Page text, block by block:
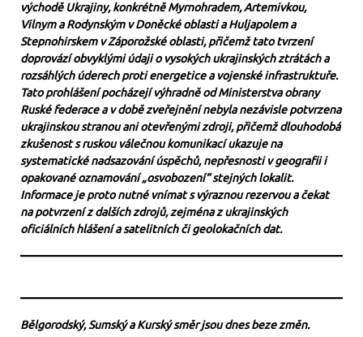
východě Ukrajiny, konkrétně Myrnohradem, Artemivkou,
Vilnym a Rodynským v Doněcké oblasti a Huljapolem a
Stepnohirskem v Záporožské oblasti, přičemž tato tvrzení
doprovází obvyklými údaji o vysokých ukrajinských ztrátách a
rozsáhlých úderech proti energetice a vojenské infrastruktuře.
Tato prohlášení pocházejí výhradně od Ministerstva obrany
Ruské federace a v době zveřejnění nebyla nezávisle potvrzena
ukrajinskou stranou ani otevřenými zdroji, přičemž dlouhodobá
zkušenost s ruskou válečnou komunikací ukazuje na
systematické nadsazování úspěchů, nepřesnosti v geografii i
opakované oznamování „osvobození“ stejných lokalit.
Informace je proto nutné vnímat s výraznou rezervou a čekat
na potvrzení z dalších zdrojů, zejména z ukrajinských
oficiálních hlášení a satelitních či geolokačních dat.
Bělgorodský, Sumský a Kurský směr jsou dnes beze změn.